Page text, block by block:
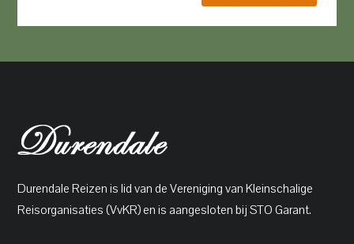
Durendale Reizen is lid van de Vereniging van Kleinschalige
Reisorganisaties (VvKR) en is aangesloten bij STO Garant.